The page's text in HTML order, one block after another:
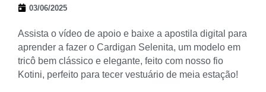
03/06/2025
Assista o vídeo de apoio e baixe a apostila digital para
aprender a fazer o Cardigan Selenita, um modelo em
tricô bem clássico e elegante, feito com nosso fio
Kotini, perfeito para tecer vestuário de meia estação!